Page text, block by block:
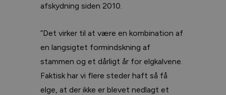
afskydning siden 2010.
”Det virker til at være en kombination af
en langsigtet formindskning af
stammen og et dårligt år for elgkalvene.
Faktisk har vi flere steder haft så få
elge, at der ikke er blevet nedlagt et